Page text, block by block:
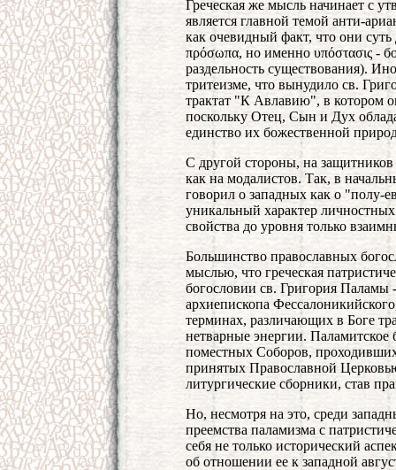
Греческая же мысль начинает с
является главной темой анти-
как очевидный факт, что они
πρόσωπα, но именно υπόστασις -
раздельность существования).
тритеизме, что вынудило св.
трактат "К Авлавию", в котором
поскольку Отец, Сын и Дух
единство их божественной
С другой стороны, на защитников
как на модалистов. Так, в
говорил о западных как о "полу-
уникальный характер
свойства до уровня только
Большинство православных
мыслью, что греческая
богословии св. Григория Паламы
архиепископа
терминах, различающих в Боге
нетварные энергии.
поместных Соборов,
принятых Православной
литургические сборники, став
Но, несмотря на это, среди
преемства паламизма с
себя не только исторический
об отношении ее к западной